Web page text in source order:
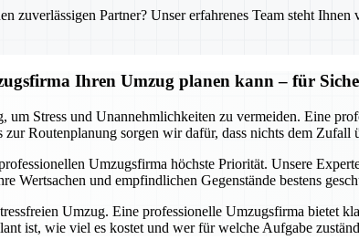
zuverlässigen Partner? Unser erfahrenes Team steht
Ihren Umzug planen kann – für
Stress und Unannehmlichkeiten zu vermeiden. Eine
Routenplanung sorgen wir dafür, dass nichts dem
Umzugsfirma höchste Priorität. Unsere
Wertsachen und empfindlichen Gegenstände bestens
Umzug. Eine professionelle Umzugsfirma
ist, wie viel es kostet und wer für welche Aufgabe